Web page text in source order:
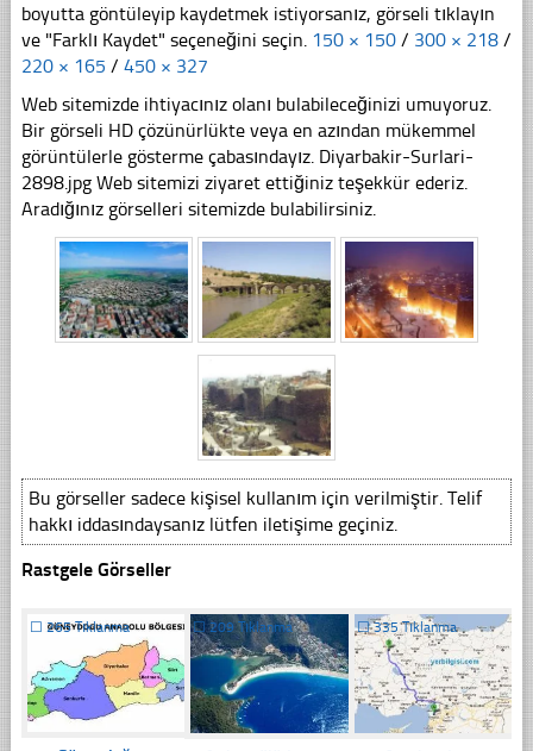
boyutta göntüleyip kaydetmek istiyorsanız, görseli tıklayın
ve "Farklı Kaydet" seçeneğini seçin. 150 × 150 / 300 × 218 /
220 × 165 / 450 × 327
Web sitemizde ihtiyacınız olanı bulabileceğinizi umuyoruz.
Bir görseli HD çözünürlükte veya en azından mükemmel
görüntülerle gösterme çabasındayız. Diyarbakir-Surlari-
2898.jpg Web sitemizi ziyaret ettiğiniz teşekkür ederiz.
Aradığınız görselleri sitemizde bulabilirsiniz.
Bu görseller sadece kişisel kullanım için verilmiştir. Telif
hakkı iddasındaysanız lütfen iletişime geçiniz.
Rastgele Görseller
☐ 265 Tıklanma ☐209 Tıklanma ☐335 Tıklanma